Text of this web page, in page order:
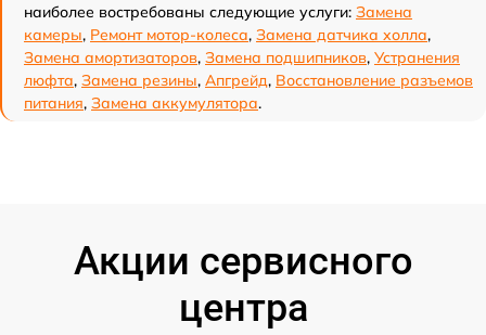
наиболее востребованы следующие услуги: Замена
камеры, Ремонт мотор-колеса, Замена датчика холла,
Замена амортизаторов, Замена подшипников, Устранения
люфта, Замена резины, Апгрейд, Восстановление разъемов
питания, Замена аккумулятора.
Акции сервисного
центра